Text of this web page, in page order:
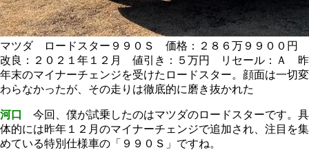
マツダ ロードスター９９０Ｓ 価格：２８６万９９００円
改良：２０２１年１２月 値引き：５万円 リセール：Ａ 昨
年末のマイナーチェンジを受けたロードスター。顔面は一切変
わらなかったが、その走りは徹底的に磨き抜かれた
河口
今回、僕が試乗したのはマツダのロードスターです。具
体的には昨年１２月のマイナーチェンジで追加され、注目を集
めている特別仕様車の「９９０Ｓ」ですね。